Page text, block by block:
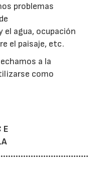
problemas
agua, ocupación
el paisaje, etc.
a la
como
E